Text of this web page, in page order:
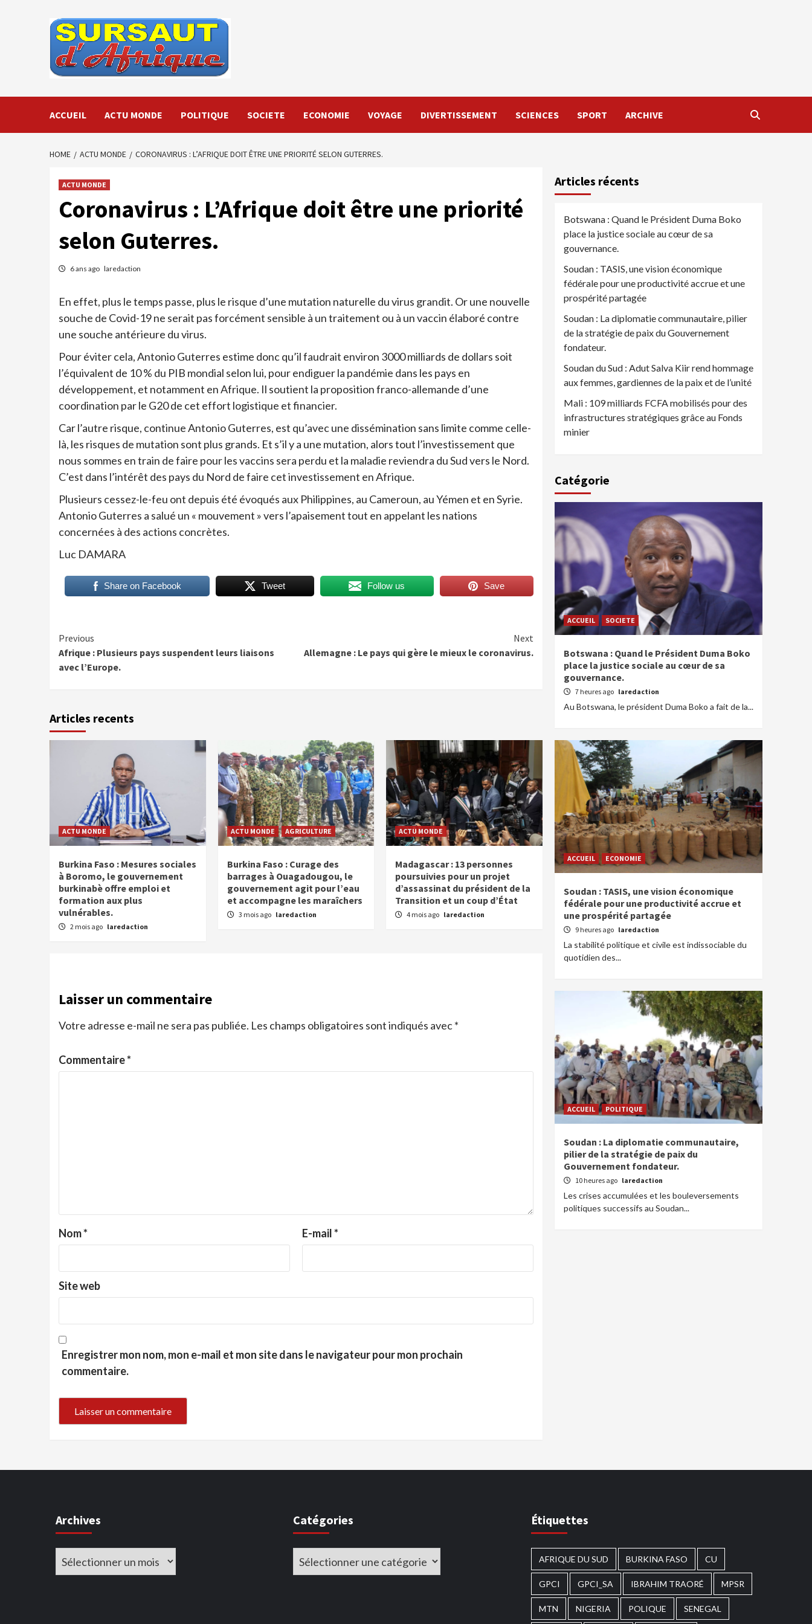
ACCUEIL ACTU MONDE POLITIQUE SOCIETE ECONOMIE VOYAGE DIVERTISSEMENT SCIENCES SPORT ARCHIVE
HOME ACTU MONDE CORONAVIRUS : L’AFRIQUE DOIT ÊTRE UNE PRIORITÉ SELON GUTERRES.
ACTU MONDE
Coronavirus : L’Afrique doit être une priorité
selon Guterres.
6 ans ago laredaction
En effet, plus le temps passe, plus le risque d’une mutation naturelle du virus grandit. Or une nouvelle
souche de Covid-19 ne serait pas forcément sensible à un traitement ou à un vaccin élaboré contre
une souche antérieure du virus.
Pour éviter cela, Antonio Guterres estime donc qu’il faudrait environ 3000 milliards de dollars soit
l’équivalent de 10 % du PIB mondial selon lui, pour endiguer la pandémie dans les pays en
développement, et notamment en Afrique. Il soutient la proposition franco-allemande d’une
coordination par le G20 de cet effort logistique et financier.
Car l’autre risque, continue Antonio Guterres, est qu’avec une dissémination sans limite comme celle-
là, les risques de mutation sont plus grands. Et s’il y a une mutation, alors tout l’investissement que
nous sommes en train de faire pour les vaccins sera perdu et la maladie reviendra du Sud vers le Nord.
C’est dans l’intérêt des pays du Nord de faire cet investissement en Afrique.
Plusieurs cessez-le-feu ont depuis été évoqués aux Philippines, au Cameroun, au Yémen et en Syrie.
Antonio Guterres a salué un « mouvement » vers l’apaisement tout en appelant les nations
concernées à des actions concrètes.
Luc DAMARA
Share on Facebook Tweet Follow us Save
Continue
Reading
Previous
Afrique : Plusieurs pays suspendent leurs liaisons
avec l’Europe.
Next
Allemagne : Le pays qui gère le mieux le coronavirus.
Articles recents
ACTU MONDE
Burkina Faso : Mesures sociales
à Boromo, le gouvernement
burkinabè offre emploi et
formation aux plus
vulnérables.
2 mois ago laredaction
ACTU MONDE AGRICULTURE
Burkina Faso : Curage des
barrages à Ouagadougou, le
gouvernement agit pour l’eau
et accompagne les maraîchers
3 mois ago laredaction
ACTU MONDE
Madagascar : 13 personnes
poursuivies pour un projet
d’assassinat du président de la
Transition et un coup d’État
4 mois ago laredaction
Laisser un commentaire
Votre adresse e-mail ne sera pas publiée. Les champs obligatoires sont indiqués avec*
Commentaire*
Nom* E-mail*
Site web
Enregistrer mon nom, mon e-mail et mon site dans le navigateur pour mon prochain
commentaire.
Articles récents
Botswana : Quand le Président Duma Boko
place la justice sociale au cœur de sa
gouvernance.
Soudan : TASIS, une vision économique
fédérale pour une productivité accrue et une
prospérité partagée
Soudan : La diplomatie communautaire, pilier
de la stratégie de paix du Gouvernement
fondateur.
Soudan du Sud : Adut Salva Kiir rend hommage
aux femmes, gardiennes de la paix et de l’unité
Mali : 109 milliards FCFA mobilisés pour des
infrastructures stratégiques grâce au Fonds
minier
Catégorie
ACCUEIL SOCIETE
Botswana : Quand le Président Duma Boko
place la justice sociale au cœur de sa
gouvernance.
7 heures ago laredaction
Au Botswana, le président Duma Boko a fait de la...
ACCUEIL ECONOMIE
Soudan : TASIS, une vision économique
fédérale pour une productivité accrue et
une prospérité partagée
9 heures ago laredaction
La stabilité politique et civile est indissociable du
quotidien des...
ACCUEIL POLITIQUE
Soudan : La diplomatie communautaire,
pilier de la stratégie de paix du
Gouvernement fondateur.
10 heures ago laredaction
Les crises accumulées et les bouleversements
politiques successifs au Soudan...
Archives
Archives
Catégories
Catégories
Étiquettes
AFRIQUE DU SUD BURKINA FASO CU
GPCI GPCI_SA IBRAHIM TRAORÉ MPSR
MTN NIGERIA POLIQUE SENEGAL